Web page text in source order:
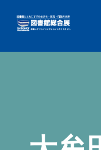
ー
用
メ